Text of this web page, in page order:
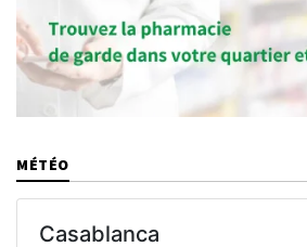
MÉTÉO
Casablanca